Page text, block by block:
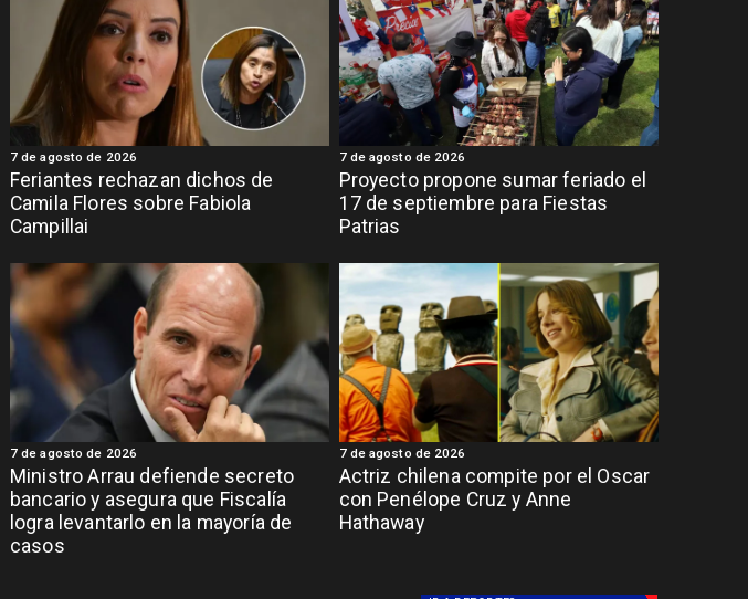
Feriantes rechazan dichos de
Camila Flores sobre Fabiola
Campillai
7 de agosto de 2026
Proyecto propone sumar feriado el
17 de septiembre para Fiestas
Patrias
7 de agosto de 2026
Ministro Arrau defiende secreto
bancario y asegura que Fiscalía
logra levantarlo en la mayoría de
casos
7 de agosto de 2026
Actriz chilena compite por el Oscar
con Penélope Cruz y Anne
Hathaway
7 de agosto de 2026